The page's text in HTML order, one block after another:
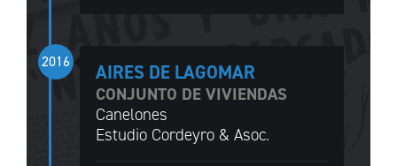
2016 AIRES DE LAGOMAR
CONJUNTO DE VIVIENDAS
Canelones
Estudio Cordeyro & Asoc.